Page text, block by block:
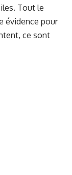
Tout le
évidence pour
ce sont